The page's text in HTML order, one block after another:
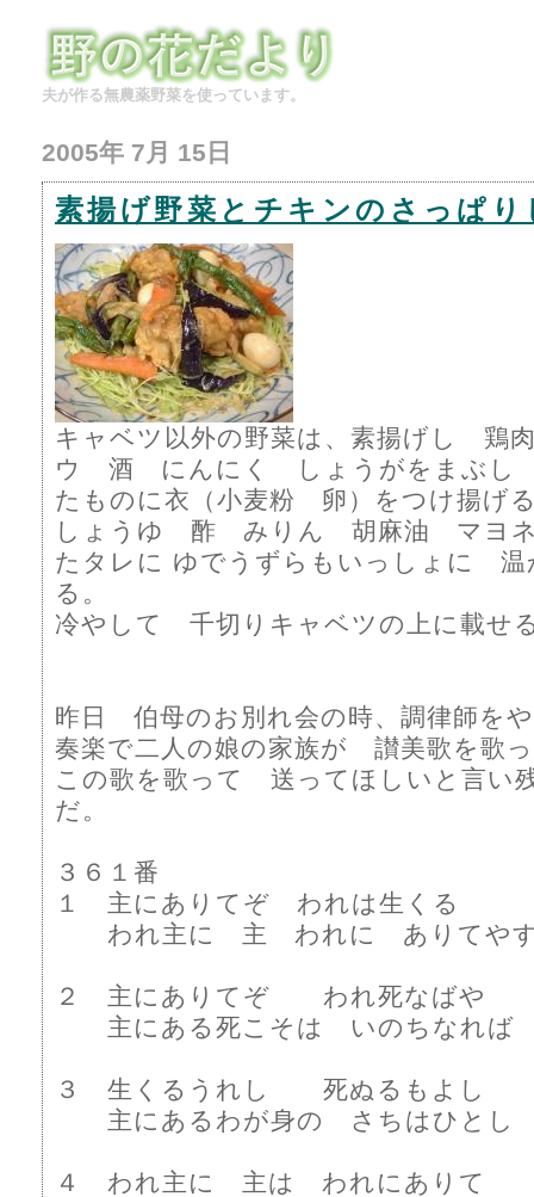
夫が作る無農薬野菜を使っています。
2005年 7月 15日
素揚げ野菜とチキンのさっぱり
キャベツ以外の野菜は、素揚げし 鶏
ウ 酒 にんにく しょうがをまぶし
たものに衣（小麦粉 卵）をつけ揚げ
しょうゆ 酢 みりん 胡麻油 マヨネ
たタレに ゆでうずらもいっしょに 温
る。
冷やして 千切りキャベツの上に載せ
昨日 伯母のお別れ会の時、調律師を
奏楽で二人の娘の家族が 讃美歌を歌
この歌を歌って 送ってほしいと言い
だ。
３６１番
１ 主にありてぞ われは生くる
われ主に 主 われに ありてや
２ 主にありてぞ われ死なばや
主にある死こそは いのちなれば
３ 生くるうれし 死ぬるもよし
主にあるわが身の さちはひとし
４ われ主に 主は われにありて